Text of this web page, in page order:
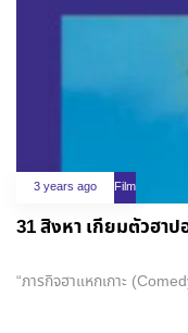
3 years ago Film
“ภารกิจฮาแหกเกาะ